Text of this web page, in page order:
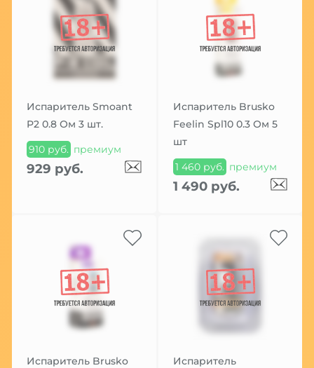
Испаритель Smoant
P2 0.8 Ом 3 шт.
910 руб. премиум
929 руб.
Испаритель Brusko
Feelin Spl10 0.3 Ом 5
шт
1 460 руб. премиум
1 490 руб.
Испаритель Brusko
Испаритель